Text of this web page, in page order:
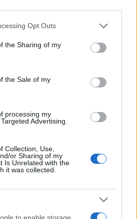
app uses one or more Google
usage behaviour. You may click to
Google and its third-party tags to
specified purposes in below Google
Opt Outs
the Sharing of my
the Sale of my
processing my
Advertising.
Collection, Use,
or Sharing of my
Is Unrelated with the
it was collected.
to enable storage
l'accesso andando nella
Notizie Sardegna
video e le tue foto
al numero +39
7512